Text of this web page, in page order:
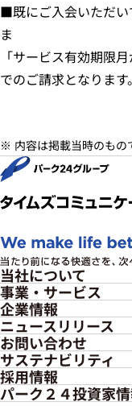
■既にご入会いただい
ま
「サービス有効期限
でのご請求となります。
内容は掲載当時のもの
当社について
事業・サービス
企業情報
ニュースリリース
お問い合わせ
サステナビリティ
採用情報
パーク２４投資家